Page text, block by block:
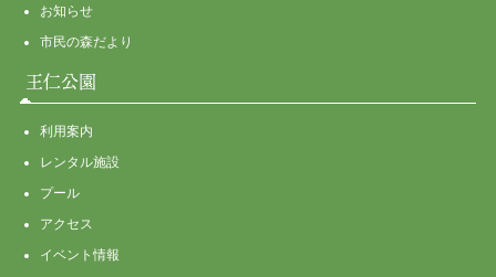
お知らせ
市民の森だより
王仁公園
利用案内
レンタル施設
プール
アクセス
イベント情報